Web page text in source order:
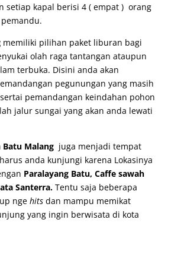
setiap kapal berisi 4 ( empat ) orang
memiliki pilihan paket liburan bagi
olah raga tantangan ataupun
terbuka. Disini anda akan
pegunungan yang masih
pemandangan keindahan pohon
jalur sungai yang akan anda lewati
Batu Malang juga menjadi tempat
anda kunjungi karena Lokasinya
Paralayang Batu, Caffe sawah
Santerra. Tentu saja beberapa
nge hitsdan mampu memikat
yang ingin berwisata di kota